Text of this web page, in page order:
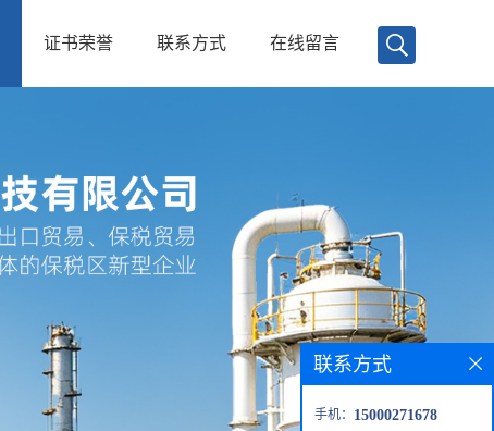
证书荣誉 联系方式 在线留言
联系方式
手机： 15000271678